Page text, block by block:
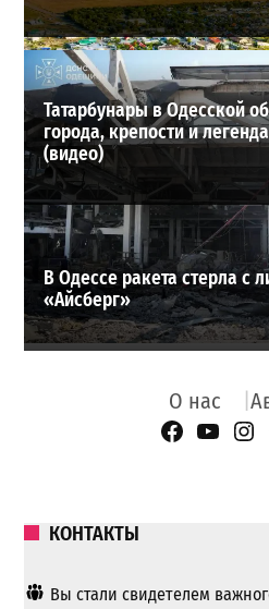
Татарбунары в Одесской
города, крепости и
(видео)
В Одессе ракета стерла с
«Айсберг»
О нас
Facebook
КОНТАКТЫ
Вы стали свидетелем